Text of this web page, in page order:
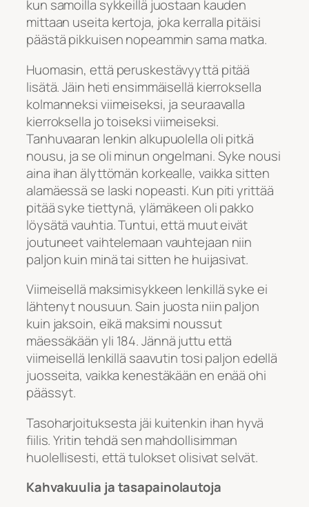
kun samoilla sykkeillä juostaan kauden
mittaan useita kertoja, joka kerralla pitäisi
päästä pikkuisen nopeammin sama matka.
Huomasin, että peruskestävyyttä pitää
lisätä. Jäin heti ensimmäisellä kierroksella
kolmanneksi viimeiseksi, ja seuraavalla
kierroksella jo toiseksi viimeiseksi.
Tanhuvaaran lenkin alkupuolella oli pitkä
nousu, ja se oli minun ongelmani. Syke nousi
aina ihan älyttömän korkealle, vaikka sitten
alamäessä se laski nopeasti. Kun piti yrittää
pitää syke tiettynä, ylämäkeen oli pakko
löysätä vauhtia. Tuntui, että muut eivät
joutuneet vaihtelemaan vauhtejaan niin
paljon kuin minä tai sitten he huijasivat.
Viimeisellä maksimisykkeen lenkillä syke ei
lähtenyt nousuun. Sain juosta niin paljon
kuin jaksoin, eikä maksimi noussut
mäessäkään yli 184. Jännä juttu että
viimeisellä lenkillä saavutin tosi paljon edellä
juosseita, vaikka kenestäkään en enää ohi
päässyt.
Tasoharjoituksesta jäi kuitenkin ihan hyvä
fiilis. Yritin tehdä sen mahdollisimman
huolellisesti, että tulokset olisivat selvät.
Kahvakuulia ja tasapainolautoja